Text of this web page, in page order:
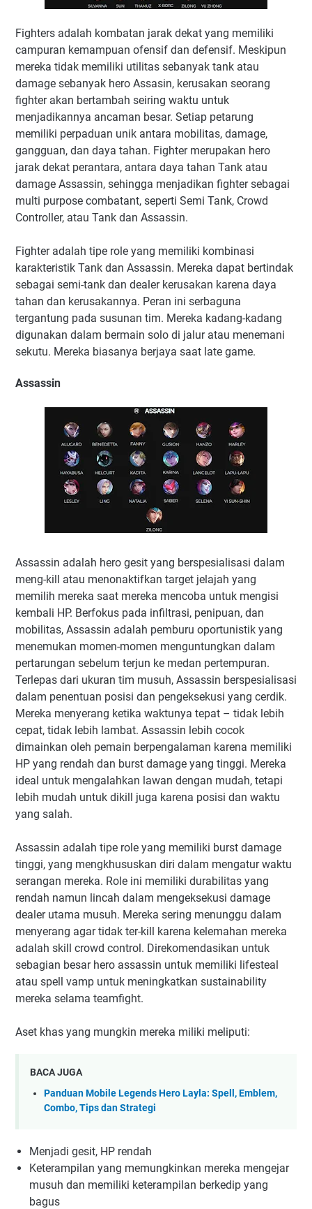
Fighters adalah kombatan jarak dekat yang memiliki
campuran kemampuan ofensif dan defensif. Meskipun
mereka tidak memiliki utilitas sebanyak tank atau
damage sebanyak hero Assasin, kerusakan seorang
fighter akan bertambah seiring waktu untuk
menjadikannya ancaman besar. Setiap petarung
memiliki perpaduan unik antara mobilitas, damage,
gangguan, dan daya tahan. Fighter merupakan hero
jarak dekat perantara, antara daya tahan Tank atau
damage Assassin, sehingga menjadikan fighter sebagai
multi purpose combatant, seperti Semi Tank, Crowd
Controller, atau Tank dan Assassin.
Fighter adalah tipe role yang memiliki kombinasi
karakteristik Tank dan Assassin. Mereka dapat bertindak
sebagai semi-tank dan dealer kerusakan karena daya
tahan dan kerusakannya. Peran ini serbaguna
tergantung pada susunan tim. Mereka kadang-kadang
digunakan dalam bermain solo di jalur atau menemani
sekutu. Mereka biasanya berjaya saat late game.
Assassin
Assassin adalah hero gesit yang berspesialisasi dalam
meng-kill atau menonaktifkan target jelajah yang
memilih mereka saat mereka mencoba untuk mengisi
kembali HP. Berfokus pada infiltrasi, penipuan, dan
mobilitas, Assassin adalah pemburu oportunistik yang
menemukan momen-momen menguntungkan dalam
pertarungan sebelum terjun ke medan pertempuran.
Terlepas dari ukuran tim musuh, Assassin berspesialisasi
dalam penentuan posisi dan pengeksekusi yang cerdik.
Mereka menyerang ketika waktunya tepat – tidak lebih
cepat, tidak lebih lambat. Assassin lebih cocok
dimainkan oleh pemain berpengalaman karena memiliki
HP yang rendah dan burst damage yang tinggi. Mereka
ideal untuk mengalahkan lawan dengan mudah, tetapi
lebih mudah untuk dikill juga karena posisi dan waktu
yang salah.
Assassin adalah tipe role yang memiliki burst damage
tinggi, yang mengkhususkan diri dalam mengatur waktu
serangan mereka. Role ini memiliki durabilitas yang
rendah namun lincah dalam mengeksekusi damage
dealer utama musuh. Mereka sering menunggu dalam
menyerang agar tidak ter-kill karena kelemahan mereka
adalah skill crowd control. Direkomendasikan untuk
sebagian besar hero assassin untuk memiliki lifesteal
atau spell vamp untuk meningkatkan sustainability
mereka selama teamfight.
Aset khas yang mungkin mereka miliki meliputi:
BACA JUGA
Panduan Mobile Legends Hero Layla: Spell, Emblem,
Combo, Tips dan Strategi
Menjadi gesit, HP rendah
Keterampilan yang memungkinkan mereka mengejar
musuh dan memiliki keterampilan berkedip yang
bagus